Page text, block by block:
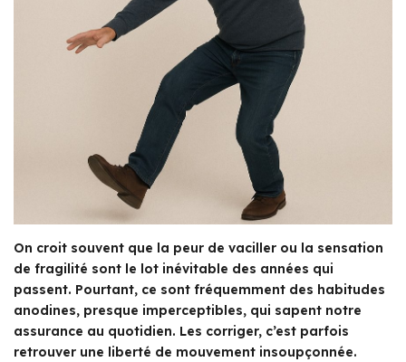
On croit souvent que la peur de vaciller ou la sensation
de fragilité sont le lot inévitable des années qui
passent. Pourtant, ce sont fréquemment des habitudes
anodines, presque imperceptibles, qui sapent notre
assurance au quotidien. Les corriger, c’est parfois
retrouver une liberté de mouvement insoupçonnée.